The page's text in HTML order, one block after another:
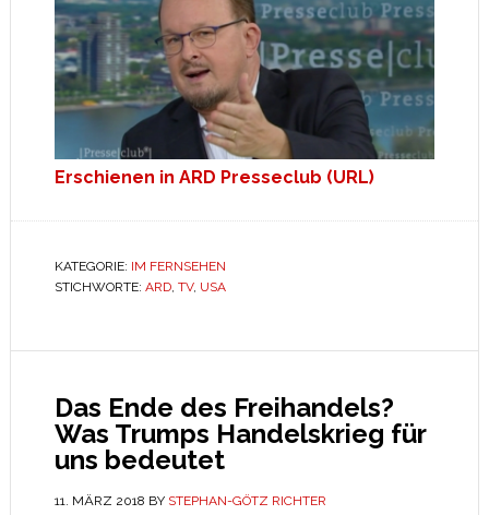
Erschienen in ARD Presseclub (URL)
KATEGORIE: IM FERNSEHEN
STICHWORTE: ARD, TV, USA
Das Ende des Freihandels?
Was Trumps Handelskrieg für
uns bedeutet
11. MÄRZ 2018 BY STEPHAN-GÖTZ RICHTER